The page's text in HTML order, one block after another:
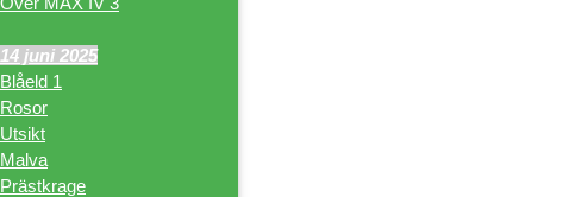
14 juni 2025
Blåeld 1
Rosor
Utsikt
Malva
Prästkrage